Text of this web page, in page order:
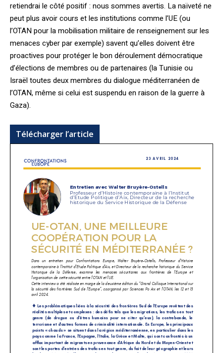
retiendrai le côté positif : nous sommes avertis. La naïveté ne
peut plus avoir cours et les institutions comme l’UE (ou
l’OTAN pour la mobilisation militaire de renseignement sur les
menaces cyber par exemple) savent qu’elles doivent être
proactives pour protéger le bon déroulement démocratique
d’élections de membres ou de partenaires (la Tunisie ou
Israël toutes deux membres du dialogue méditerranéen de
l’OTAN, même si celui est suspendu en raison de la guerre à
Gaza).
Télécharger l’article